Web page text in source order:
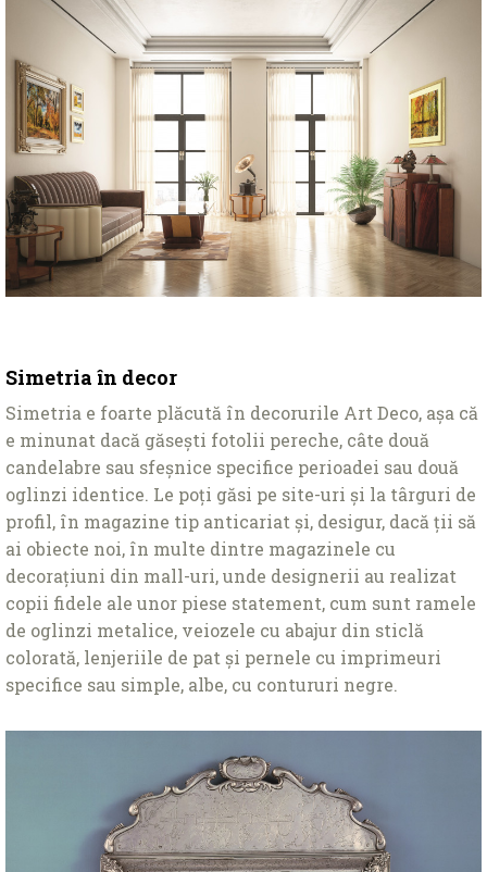
Simetria în decor
Simetria e foarte plăcută în decorurile Art Deco, așa că
e minunat dacă găsești fotolii pereche, câte două
candelabre sau sfeșnice specifice perioadei sau două
oglinzi identice. Le poţi găsi pe site-uri și la târguri de
profil, în magazine tip anticariat și, desigur, dacă ţii să
ai obiecte noi, în multe dintre magazinele cu
decoraţiuni din mall-uri, unde designerii au realizat
copii fidele ale unor piese statement, cum sunt ramele
de oglinzi metalice, veiozele cu abajur din sticlă
colorată, lenjeriile de pat și pernele cu imprimeuri
specifice sau simple, albe, cu contururi negre.